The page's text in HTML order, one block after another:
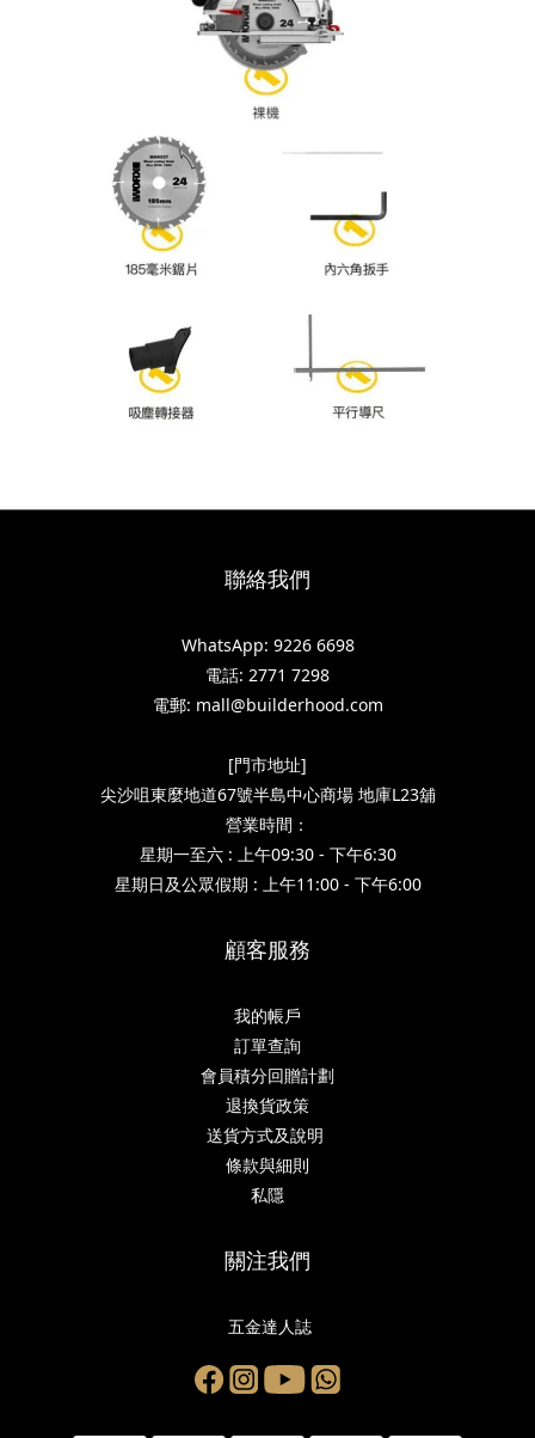
聯絡我們
WhatsApp: 9226 6698
電話: 2771 7298
電郵: mall@builderhood.com
[門市地址]
尖沙咀東麼地道67號半島中心商場 地庫L23舖
營業時間：
星期一至六 : 上午09:30 - 下午6:30
星期日及公眾假期 : 上午11:00 - 下午6:00
顧客服務
我的帳戶
訂單查詢
會員積分回贈計劃
退換貨政策
送貨方式及說明
條款與細則
私隱
關注我們
五金達人誌